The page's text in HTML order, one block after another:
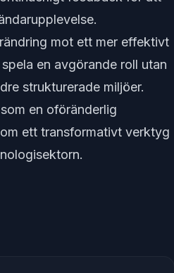
mot ett mer effektivt
en avgörande roll utan
strukturerade miljöer.
en oföränderlig
ett transformativt verktyg